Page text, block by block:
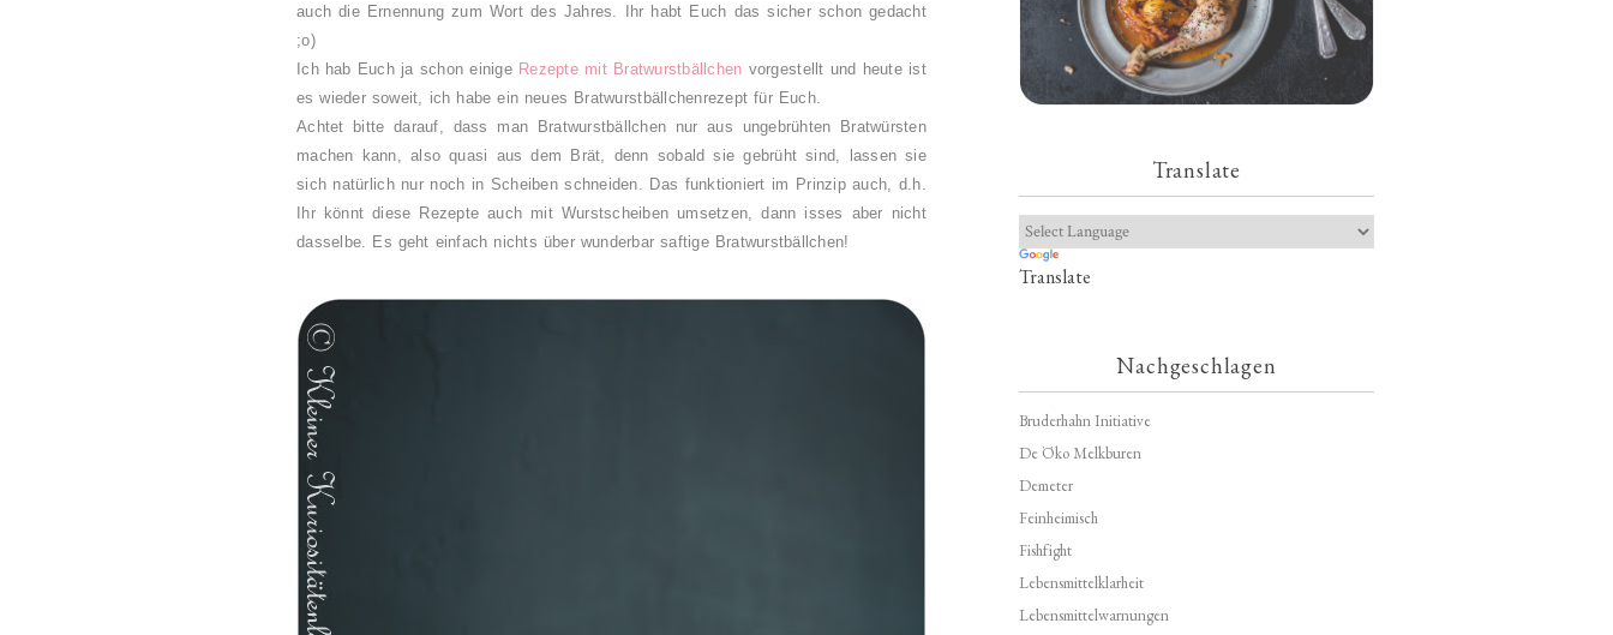
auch die Ernennung zum Wort des Jahres. Ihr habt Euch das sicher schon gedacht
;o)
Ich hab Euch ja schon einige Rezepte mit Bratwurstbällchen vorgestellt und heute ist
es wieder soweit, ich habe ein neues Bratwurstbällchenrezept für Euch.
Achtet bitte darauf, dass man Bratwurstbällchen nur aus ungebrühten Bratwürsten
machen kann, also quasi aus dem Brät, denn sobald sie gebrüht sind, lassen sie
sich natürlich nur noch in Scheiben schneiden. Das funktioniert im Prinzip auch, d.h.
Ihr könnt diese Rezepte auch mit Wurstscheiben umsetzen, dann isses aber nicht
dasselbe. Es geht einfach nichts über wunderbar saftige Bratwurstbällchen!
Translate
Translate
Nachgeschlagen
Bruderhahn Initiative
De Öko Melkburen
Demeter
Feinheimisch
Fishfight
Lebensmittelklarheit
Lebensmittelwarnungen